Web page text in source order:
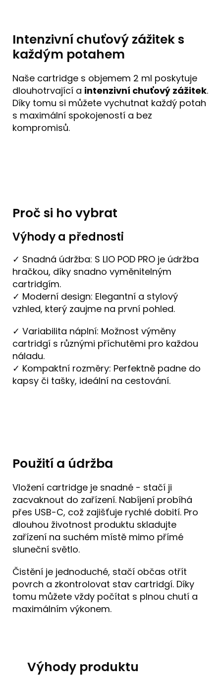
Intenzivní chuťový zážitek s
každým potahem
Naše cartridge s objemem 2 ml poskytuje
dlouhotrvající a intenzivní chuťový zážitek.
Díky tomu si můžete vychutnat každý potah
s maximální spokojeností a bez
kompromisů.
Proč si ho vybrat
Výhody a přednosti
✓ Snadná údržba: S LIO POD PRO je údržba
hračkou, díky snadno vyměnitelným
cartridgím.
✓ Moderní design: Elegantní a stylový
vzhled, který zaujme na první pohled.
✓ Variabilita náplní: Možnost výměny
cartridgí s různými příchutěmi pro každou
náladu.
✓ Kompaktní rozměry: Perfektně padne do
kapsy či tašky, ideální na cestování.
Použití a údržba
Vložení cartridge je snadné - stačí ji
zacvaknout do zařízení. Nabíjení probíhá
přes USB-C, což zajišťuje rychlé dobití. Pro
dlouhou životnost produktu skladujte
zařízení na suchém místě mimo přímé
sluneční světlo.
Čistění je jednoduché, stačí občas otřít
povrch a zkontrolovat stav cartridgí. Díky
tomu můžete vždy počítat s plnou chutí a
maximálním výkonem.
Výhody produktu